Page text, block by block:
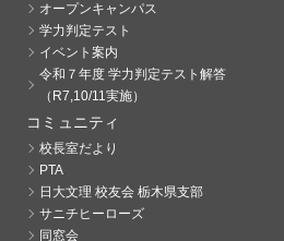
オープンキャンパス
学力判定テスト
イベント案内
令和７年度 学力判定テスト解答
（R7,10/11実施）
コミュニティ
校長室だより
PTA
日大文理 校友会 栃木県支部
サニチヒーローズ
同窓会